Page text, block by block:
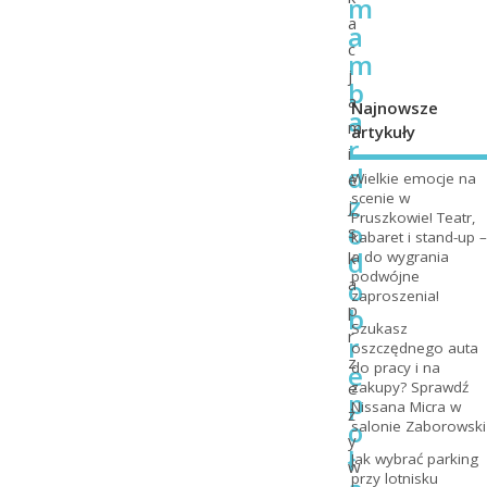
m
a
m
b
a
r
d
z
o
d
o
b
r
e
p
o
ł
a
c
j
a
m
i
e
j
s
k
a
p
r
z
e
ż
y
w
Najnowsze
artykuły
Wielkie emocje na
scenie w
Pruszkowie! Teatr,
kabaret i stand-up –
a do wygrania
podwójne
zaproszenia!
Szukasz
oszczędnego auta
do pracy i na
zakupy? Sprawdź
Nissana Micra w
salonie Zaborowski
Jak wybrać parking
przy lotnisku